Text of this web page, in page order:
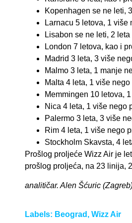
Kopenhagen se ne leti,
Larnacu 5 letova, 1 više
Lisabon se ne leti, 2
London 7 letova, kao i
Madrid 3 leta, 3 više
Malmo 3 leta, 1 manje
Malta 4 leta, 1 više
Memmingen 10 letova,
Nica 4 leta, 1 više nego
Palermo 3 leta, 3 više
Rim 4 leta, 1 više nego
Stockholm Skavsta, 4
Prošlog proljeće Wizz Air je
prošlog proljeća, na 23 linija,
analitičar. Alen Šćuric
Labels: Beograd , Wizz Air